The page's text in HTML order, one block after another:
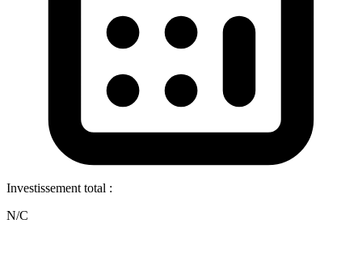
Investissement total :
N/C